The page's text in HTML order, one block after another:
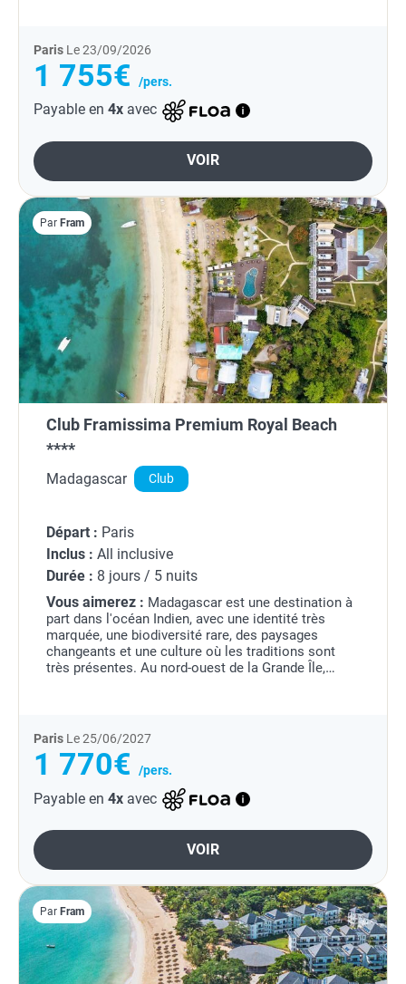
Paris Le 23/09/2026
1 755€ /pers.
Payable en 4x avec
VOIR
Par Fram
Club Framissima Premium Royal Beach
****
Madagascar Club
Départ : Paris
Inclus : All inclusive
Durée : 8 jours / 5 nuits
Vous aimerez : Madagascar est une destination à
part dans l'océan Indien, avec une identité très
marquée, une biodiversité rare, des paysages
changeants et une culture où les traditions sont
très présentes. Au nord-ouest de la Grande Île,
Paris Le 25/06/2027
1 770€ /pers.
Payable en 4x avec
VOIR
Par Fram